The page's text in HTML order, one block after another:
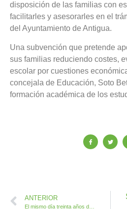
disposición de las familias con
facilitarles y asesorarles en el
del Ayuntamiento de Antigua.
Una subvención que pretende
sus familias reduciendo costes,
escolar por cuestiones
concejala de Educación, Soto
formación académica de los
ANTERIOR